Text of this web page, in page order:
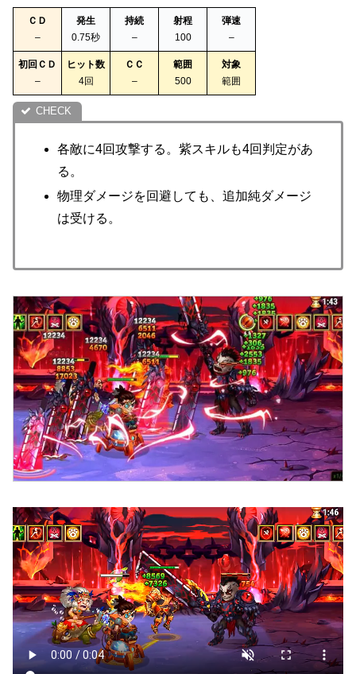
ＣＤ
–
発生
0.75秒
持続
–
射程
100
弾速
–
初回ＣＤ
–
ヒット数
4回
ＣＣ
–
範囲
500
対象
範囲
各敵に4回攻撃する。紫スキルも4回判定があ
る。
物理ダメージを回避しても、追加純ダメージ
は受ける。